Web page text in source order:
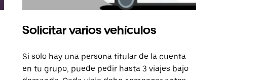
Solicitar varios vehículos
Si solo hay una persona titular de la cuenta
en tu grupo, puede pedir hasta 3 viajes bajo